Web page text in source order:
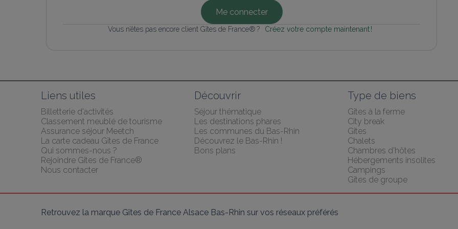
Me connecter
Vous n’êtes pas encore client Gîtes de France® ? Créez votre compte maintenant !
Liens utiles
Billetterie d'activités
Classement meublé de tourisme
Assurance séjour Meetch
La carte cadeau Gîtes de France
Qui sommes-nous ?
Rejoindre Gîtes de France®
Nous contacter
Découvrir
Séjour thématique
Les destinations phares
Les communes du Bas-Rhin
Découvrez le Bas-Rhin !
Bons plans
Type de biens
Gîtes à la ferme
City break
Gîtes
Chalets
Chambres d'hôtes
Hébergements insolites
Campings
Gîtes de groupe
Retrouvez la marque Gîtes de France Alsace Bas-Rhin sur vos réseaux préférés